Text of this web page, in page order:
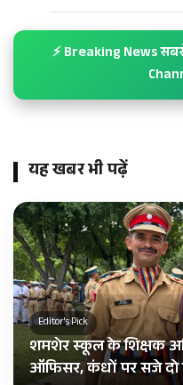
⚡ Breaking News
यह खबर भी पढ़ें
Editor's Pick
शमशेर स्कूल के शिक्षक
ऑफिसर, कंधों पर सजे दो